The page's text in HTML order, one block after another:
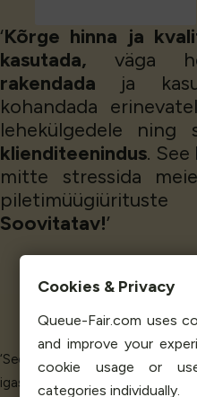
‘Kõrge hinna ja
kasutada, väga
rakendada ja
kohandada
lehekülgedele ning
klienditeenindus.
mitte stressida
Soovitatav!’
‘See lahendus on
igasuguse vaevata. See on lihtne
Cookies & Privacy
Queue-Fair.com uses
and improve your
cookie usage or
categories individually.